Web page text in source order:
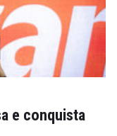
e conquista